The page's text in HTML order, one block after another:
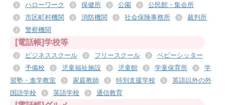
ハローワーク 保健所 公園
公民館・集会所
市区町村機関
消防機関 社会保険事務所
裁判所
警察機関
[電話帳]学校等
ビジネススクール フリースクール
ベビーシッター
予備校
児童福祉施設 児童館 学童保育所
学
習塾・進学教室
家庭教師 特別支援学校
英語以外の外
国語学校
英語学校 通信教育